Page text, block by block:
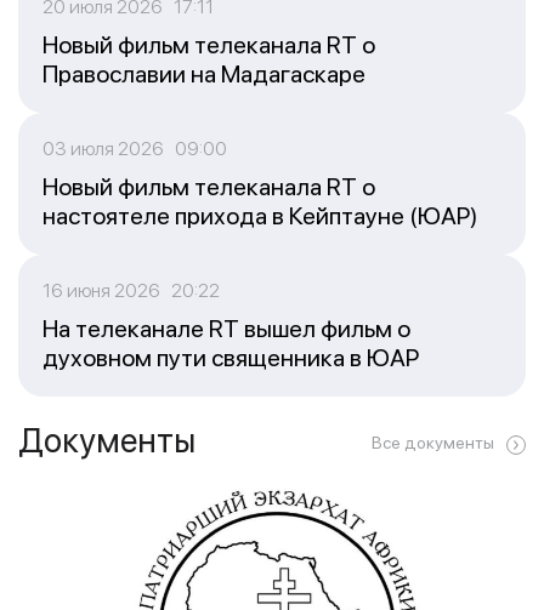
20 июля 2026 17:11
Новый фильм телеканала RT о
Православии на Мадагаскаре
03 июля 2026 09:00
Новый фильм телеканала RT о
настоятеле прихода в Кейптауне (ЮАР)
16 июня 2026 20:22
На телеканале RT вышел фильм о
духовном пути священника в ЮАР
Документы Все документы